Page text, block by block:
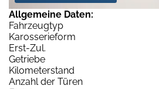
Allgemeine Daten:
Fahrzeugtyp
Karosserieform
Erst-Zul.
Getriebe
Kilometerstand
Anzahl der Türen